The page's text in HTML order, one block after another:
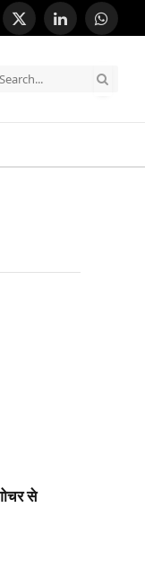
X
LinkedIn
से